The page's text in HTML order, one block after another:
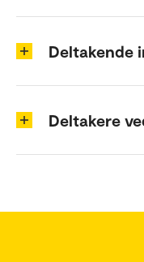
Deltakende
Deltakere